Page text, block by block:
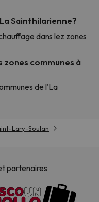
Sainthilarienne?
dans lez zones
zones communes à
de l'La
Lary-Soulan
partenaires